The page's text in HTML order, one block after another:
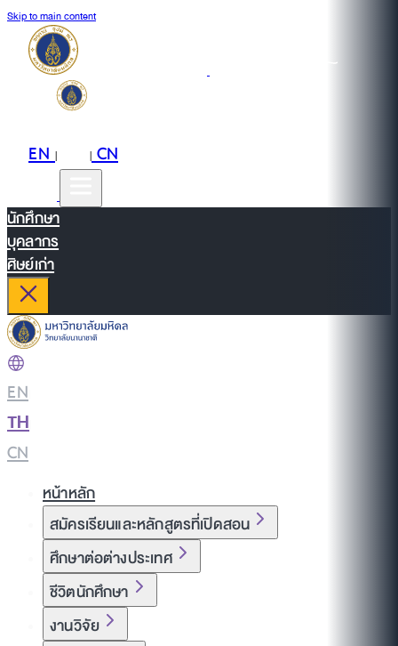
Skip to main content
EN| |CN
นักศึกษา
บุคลากร
ศิษย์เก่า
EN
TH
CN
หน้าหลัก
สมัครเรียนและหลักสูตรที่เปิดสอน
ศึกษาต่อต่างประเทศ
ชีวิตนักศึกษา
งานวิจัย